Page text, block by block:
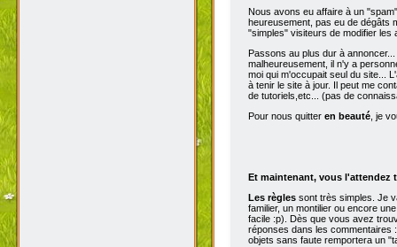
Nous avons eu affaire à un
heureusement, pas eu de dégâts
"simples" visiteurs de modifier
Passons au plus dur à
malheureusement, il n'y a
moi qui m'occupait seul du site...
à tenir le site à jour. Il peut me
de tutoriels,etc... (pas de
Pour nous quitter en beauté, je
Et maintenant, vous l'attendez
Les règles sont très simples. Je
familier, un montilier ou encore
facile :p). Dès que vous avez
réponses dans les commentaires
objets sans faute remportera un